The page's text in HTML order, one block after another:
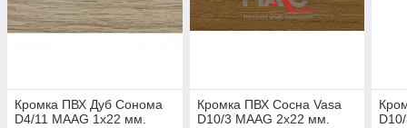
Кромка ПВХ Дуб Сонома
D4/11 MAAG 1х22 мм.
Кромка ПВХ Сосна Vasa
D10/3 MAAG 2х22 мм.